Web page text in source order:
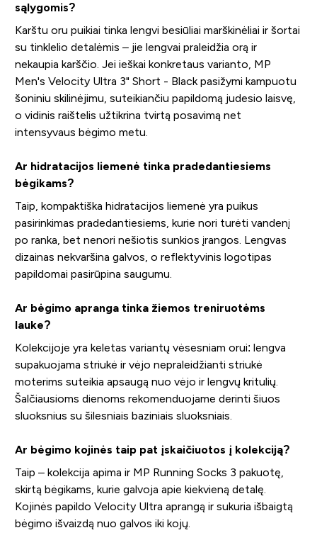
sąlygomis?
Karštu oru puikiai tinka lengvi besiūliai marškinėliai ir šortai
su tinklelio detalėmis – jie lengvai praleidžia orą ir
nekaupia karščio. Jei ieškai konkretaus varianto, MP
Men's Velocity Ultra 3" Short - Black pasižymi kampuotu
šoniniu skilinėjimu, suteikiančiu papildomą judesio laisvę,
o vidinis raištelis užtikrina tvirtą posavimą net
intensyvaus bėgimo metu.
Ar hidratacijos liemenė tinka pradedantiesiems
bėgikams?
Taip, kompaktiška hidratacijos liemenė yra puikus
pasirinkimas pradedantiesiems, kurie nori turėti vandenį
po ranka, bet nenori nešiotis sunkios įrangos. Lengvas
dizainas nekvaršina galvos, o reflektyvinis logotipas
papildomai pasirūpina saugumu.
Ar bėgimo apranga tinka žiemos treniruotėms
lauke?
Kolekcijoje yra keletas variantų vėsesniam orui: lengva
supakuojama striukė ir vėjo nepraleidžianti striukė
moterims suteikia apsaugą nuo vėjo ir lengvų kritulių.
Šalčiausioms dienoms rekomenduojame derinti šiuos
sluoksnius su šilesniais baziniais sluoksniais.
Ar bėgimo kojinės taip pat įskaičiuotos į kolekciją?
Taip – kolekcija apima ir MP Running Socks 3 pakuotę,
skirtą bėgikams, kurie galvoja apie kiekvieną detalę.
Kojinės papildo Velocity Ultra aprangą ir sukuria išbaigtą
bėgimo išvaizdą nuo galvos iki kojų.